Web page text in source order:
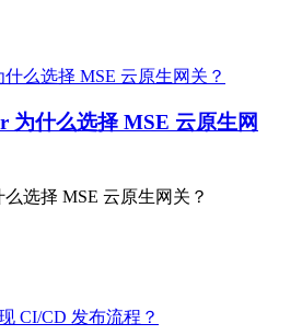
为什么选择 MSE 云原生网
么选择 MSE 云原生网关？